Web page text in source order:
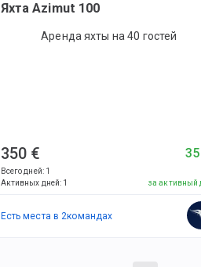
Яхта Azimut 100
Аренда яхты на 40 гостей
350 €
Всего дней: 1
Активных дней: 1 за активный
Есть места в 2командах